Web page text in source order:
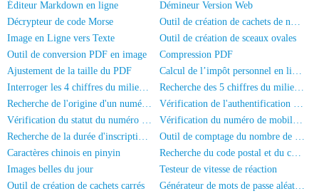
Éditeur Markdown en ligne
Démineur Version Web
Décrypteur de code Morse
Outil de création de cachets de nom complet
Image en Ligne vers Texte
Outil de création de sceaux ovales
Outil de conversion PDF en image
Compression PDF
Ajustement de la taille du PDF
Calcul de l’impôt personnel en ligne
Interroger les 4 chiffres du milieu du numéro de téléphone
Recherche des 5 chiffres du milieu d'un numéro de téléphone
Recherche de l'origine d'un numéro de téléphone mobile
Vérification de l'authentification par nom réel du numéro de mobile
Vérification du statut du numéro de téléphone
Vérification du numéro de mobile et du nom
Recherche de la durée d'inscription du numéro de mobile
Outil de comptage du nombre de personnes sur les photos
Caractères chinois en pinyin
Recherche du code postal et du code de région
Images belles du jour
Testeur de vitesse de réaction
Outil de création de cachets carrés
Générateur de mots de passe aléatoires